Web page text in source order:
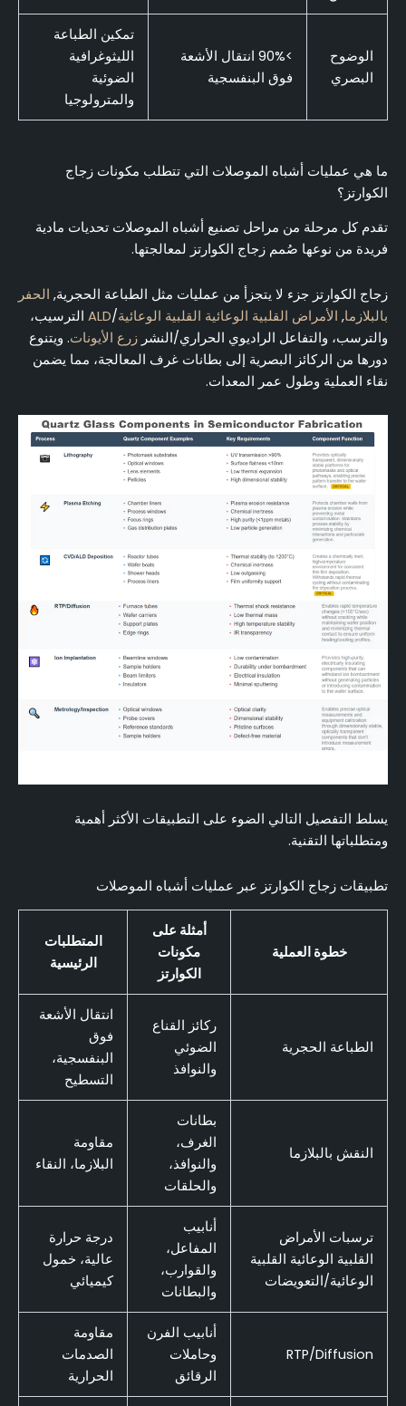
الوضوح
البصري
>90% انتقال الأشعة
فوق البنفسجية
تمكين الطباعة
الليثوغرافية
الضوئية
والمترولوجيا
ما هي عمليات أشباه الموصلات التي تتطلب مكونات زجاج
الكوارتز؟
تقدم كل مرحلة من مراحل تصنيع أشباه الموصلات تحديات مادية
فريدة من نوعها صُمم زجاج الكوارتز لمعالجتها.
زجاج الكوارتز جزء لا يتجزأ من عمليات مثل الطباعة الحجرية, الحفر
بالبلازما, الأمراض القلبية الوعائية القلبية الوعائية/
ALD الترسيب،
والترسب، والتفاعل الراديوي الحراري/النشر زرع الأيونات. ويتنوع
دورها من الركائز البصرية إلى بطانات غرف المعالجة، مما يضمن
نقاء العملية وطول عمر المعدات.
يسلط التفصيل التالي الضوء على التطبيقات الأكثر أهمية
ومتطلباتها التقنية.
تطبيقات زجاج الكوارتز عبر عمليات أشباه الموصلات
خطوة العملية
أمثلة على
مكونات
الكوارتز
المتطلبات
الرئيسية
الطباعة الحجرية
ركائز القناع
الضوئي
والنوافذ
انتقال الأشعة
فوق
البنفسجية،
التسطيح
النقش بالبلازما
بطانات
الغرف،
والنوافذ،
والحلقات
مقاومة
البلازما، النقاء
ترسبات الأمراض
القلبية الوعائية القلبية
الوعائية/التعويضات
أنابيب
المفاعل،
والقوارب،
والبطانات
درجة حرارة
عالية، خمول
كيميائي
RTP/Diffusion
أنابيب الفرن
وحاملات
الرقائق
مقاومة
الصدمات
الحرارية